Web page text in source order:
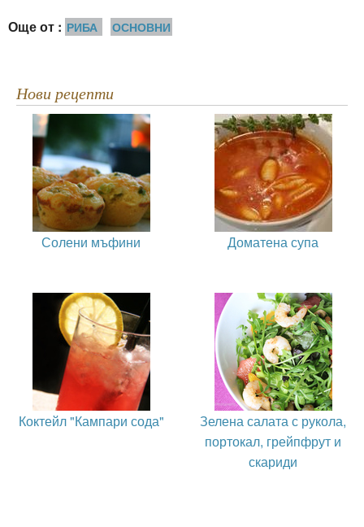
Още от : РИБА ОСНОВНИ
Нови рецепти
Солени мъфини Доматена супа
Коктейл "Кампари сода"
Зелена салата с рукола,
портокал, грейпфрут и
скариди